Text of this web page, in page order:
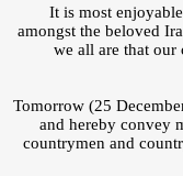
It is most
amongst the beloved
we all are that our
Tomorrow (25
and hereby convey
countrymen and